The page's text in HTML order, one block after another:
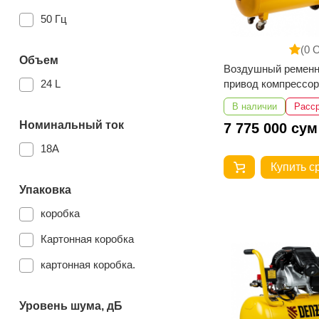
3000
7500 Вт
2300 Вт
50 Гц
Объем
24 L
Номинальный ток
18A
Упаковка
коробка
Картонная коробка
картонная коробка.
Уровень шума, дБ
(0
Воздушный
привод компрессор
DENZEL 58118
T/100
В наличии
7 775 000 сум
Купить